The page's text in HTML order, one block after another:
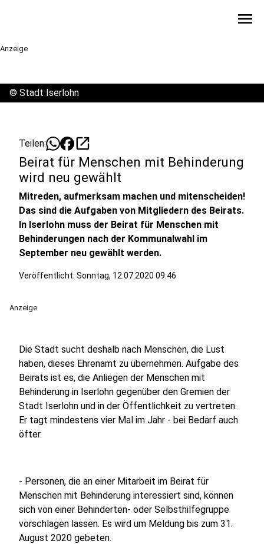
menu
Anzeige
© Stadt Iserlohn
Teilen: open_in_new
Beirat für Menschen mit Behinderung
wird neu gewählt
Mitreden, aufmerksam machen und mitenscheiden!
Das sind die Aufgaben von Mitgliedern des Beirats.
In Iserlohn muss der Beirat für Menschen mit
Behinderungen nach der Kommunalwahl im
September neu gewählt werden.
Veröffentlicht: Sonntag, 12.07.2020 09:46
Anzeige
Die Stadt sucht deshalb nach Menschen, die Lust
haben, dieses Ehrenamt zu übernehmen. Aufgabe des
Beirats ist es, die Anliegen der Menschen mit
Behinderung in Iserlohn gegenüber den Gremien der
Stadt Iserlohn und in der Öffentlichkeit zu vertreten.
Er tagt mindestens vier Mal im Jahr - bei Bedarf auch
öfter.
- Personen, die an einer Mitarbeit im Beirat für
Menschen mit Behinderung interessiert sind, können
sich von einer Behinderten- oder Selbsthilfegruppe
vorschlagen lassen. Es wird um Meldung bis zum 31.
August 2020 gebeten.